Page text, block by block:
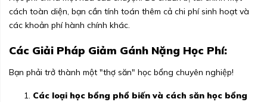
cách toàn diện, bạn cần tính toán thêm cả chi phí sinh hoạt và
các khoản phí hành chính khác.
Các Giải Pháp Giảm Gánh Nặng Học Phí:
Bạn phải trở thành một "thợ săn" học bổng chuyên nghiệp!
Các loại học bổng phổ biến và cách săn học bổng